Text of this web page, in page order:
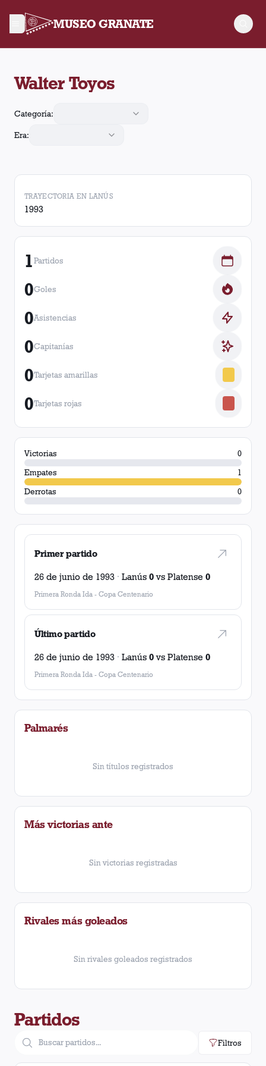
MUSEO GRANATE
Walter Toyos
Categoría:
Era:
TRAYECTORIA EN LANÚS
1993
1Partidos
0Goles
0Asistencias
0Capitanías
0Tarjetas amarillas
0Tarjetas rojas
Victorias
0
Empates
1
Derrotas
0
Primer partido
26 de junio de 1993 · Lanús 0vs Platense 0
Primera Ronda Ida - Copa Centenario
Último partido
26 de junio de 1993 · Lanús 0vs Platense 0
Primera Ronda Ida - Copa Centenario
Palmarés
Sin títulos registrados
Más victorias ante
Sin victorias registradas
Rivales más goleados
Sin rivales goleados registrados
Partidos
Filtros